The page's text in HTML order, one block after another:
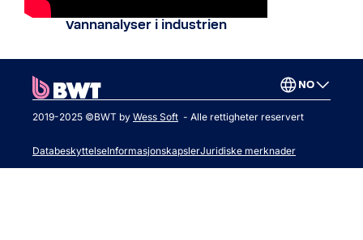
Vannanalyser i industrien
NO
2019-2025 ©BWT by Wess Soft - Alle rettigheter reservert
DatabeskyttelseInformasjonskapslerJuridiske merknader